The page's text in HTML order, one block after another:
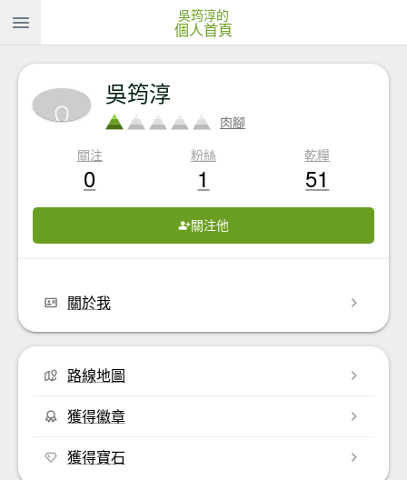
吳筠淳的
個人首頁
吳筠淳
肉腳
關注
0
粉絲
1
乾糧
51
關注他
關於我
路線地圖
獲得徽章
獲得寶石